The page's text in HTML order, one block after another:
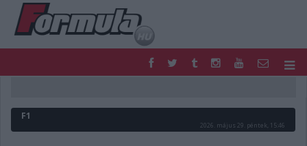
FORMULA
MOTOR
F1
2026. május 29. péntek, 15:46